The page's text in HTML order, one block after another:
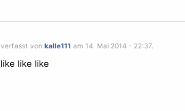
verfasst von kalle111 am 14. Mai 2014 - 22:37.
like like like